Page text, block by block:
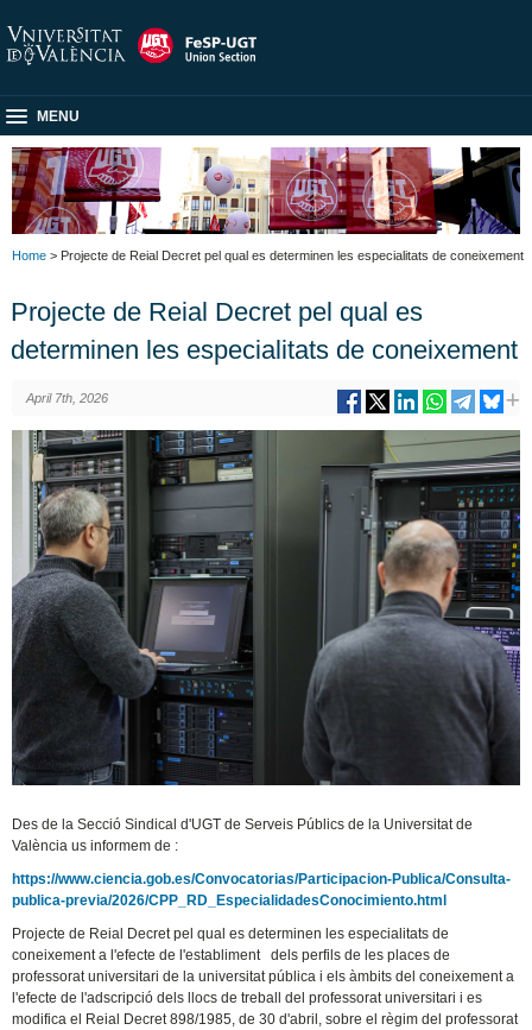
MENU
Home > Projecte de Reial Decret pel qual es determinen les especialitats de coneixement
Projecte de Reial Decret pel qual es
determinen les especialitats de coneixement
April 7th, 2026
Des de la Secció Sindical d'UGT de Serveis Públics de la Universitat de
València us informem de :
https://www.ciencia.gob.es/Convocatorias/Participacion-Publica/Consulta-
publica-previa/2026/CPP_RD_EspecialidadesConocimiento.html
Projecte de Reial Decret pel qual es determinen les especialitats de
coneixement a l'efecte de l'establiment dels perfils de les places de
professorat universitari de la universitat pública i els àmbits del coneixement a
l'efecte de l'adscripció dels llocs de treball del professorat universitari i es
modifica el Reial Decret 898/1985, de 30 d'abril, sobre el règim del professorat